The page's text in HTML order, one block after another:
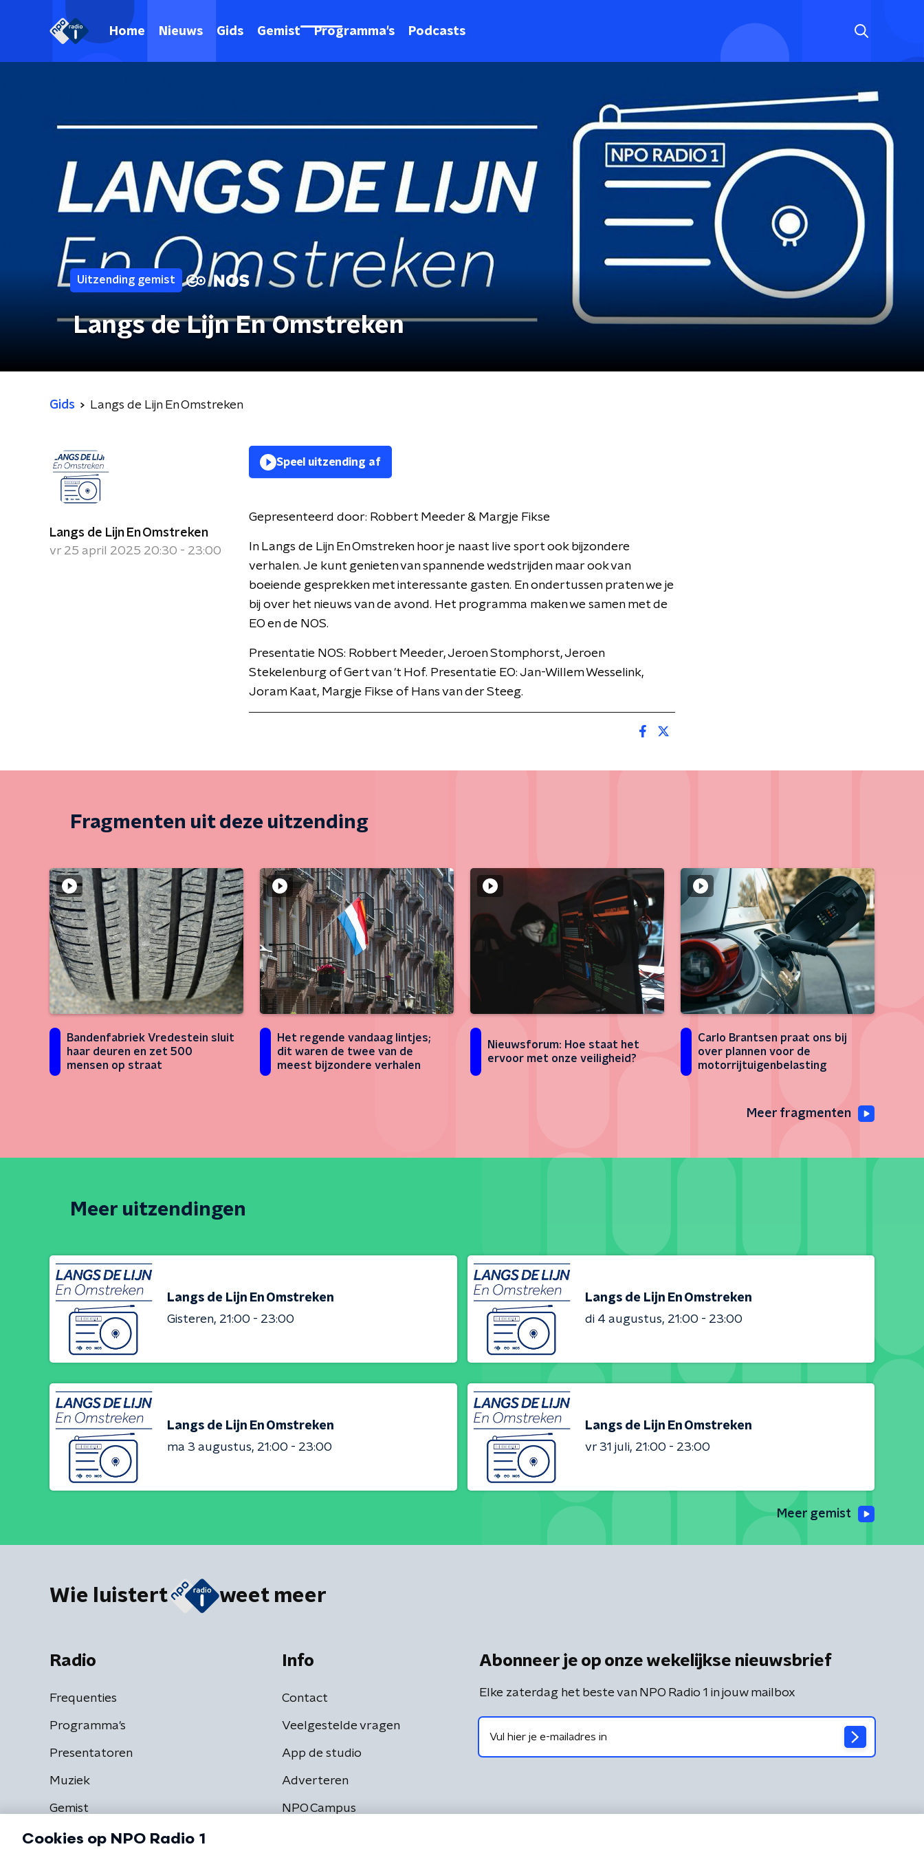
Home Nieuws Gids Gemist Programma's Podcasts
Uitzending gemist
Langs de Lijn En Omstreken
Gids Langs de Lijn En Omstreken
Langs de Lijn En Omstreken
vr 25 april 2025 20:30 - 23:00
Speel uitzending af
Gepresenteerd door: Robbert Meeder & Margje Fikse
In Langs de Lijn En Omstreken hoor je naast live sport ook bijzondere
verhalen. Je kunt genieten van spannende wedstrijden maar ook van
boeiende gesprekken met interessante gasten. En ondertussen praten we je
bij over het nieuws van de avond. Het programma maken we samen met de
EO en de NOS.
Presentatie NOS: Robbert Meeder, Jeroen Stomphorst, Jeroen
Stekelenburg of Gert van 't Hof. Presentatie EO: Jan-Willem Wesselink,
Joram Kaat, Margje Fikse of Hans van der Steeg.
Fragmenten uit deze uitzending
Bandenfabriek Vredestein sluit
haar deuren en zet 500
mensen op straat
Het regende vandaag lintjes;
dit waren de twee van de
meest bijzondere verhalen
Nieuwsforum: Hoe staat het
ervoor met onze veiligheid?
Carlo Brantsen praat ons bij
over plannen voor de
motorrijtuigenbelasting
Meer fragmenten
Meer uitzendingen
Langs de Lijn En Omstreken
Gisteren 21:00 - 23:00
Langs de Lijn En Omstreken
di 4 augustus 21:00 - 23:00
Langs de Lijn En Omstreken
ma 3 augustus 21:00 - 23:00
Langs de Lijn En Omstreken
vr 31 juli 21:00 - 23:00
Meer gemist
Wie luistert weet meer
Radio
Frequenties
Programma's
Presentatoren
Muziek
Gemist
Info
Contact
Veelgestelde vragen
App de studio
Adverteren
NPO Campus
Abonneer je op onze wekelijkse nieuwsbrief
Elke zaterdag het beste van NPO Radio 1 in jouw mailbox